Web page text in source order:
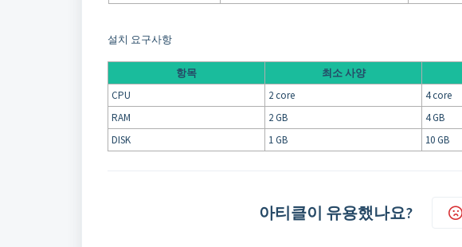
설치 요구사항
항목 최소 사양
CPU
2 core
4 core
RAM
2 GB
4 GB
DISK
1 GB 10 GB
아티클이 유용했나요?